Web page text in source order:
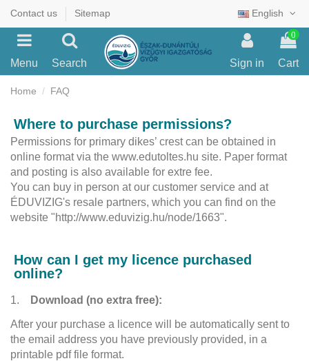
Contact us Sitemap English
Menu Search Sign in
0
Cart
Home FAQ
Where to purchase permissions?
Permissions for primary dikes’ crest can be obtained in
online format via the www.edutoltes.hu site. Paper format
and posting is also available for extre fee.
You can buy in person at our customer service and at
ÉDUVIZIG's resale partners, which you can find on the
website "http://www.eduvizig.hu/node/1663".
How can I get my licence purchased
online?
1. Download (no extra free):
After your purchase a licence will be automatically sent to
the email address you have previously provided, in a
printable pdf file format.